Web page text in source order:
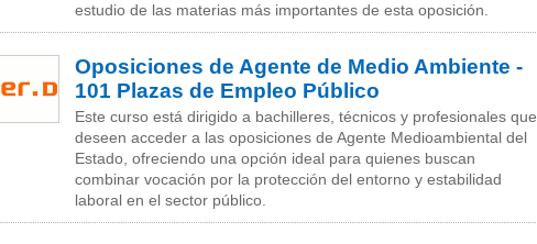
estudio de las materias más importantes de esta oposición.
Oposiciones de Agente de Medio Ambiente -
101 Plazas de Empleo Público
Este curso está dirigido a bachilleres, técnicos y profesionales que
deseen acceder a las oposiciones de Agente Medioambiental del
Estado, ofreciendo una opción ideal para quienes buscan
combinar vocación por la protección del entorno y estabilidad
laboral en el sector público.